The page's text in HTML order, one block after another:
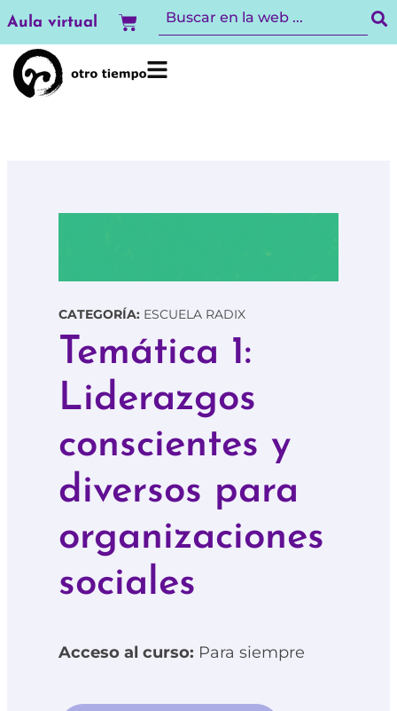
al
contenido
Aula virtual Carrito
CATEGORÍA: ESCUELA RADIX
Temática 1:
Liderazgos
conscientes y
diversos para
organizaciones
sociales
Acceso al curso: Para siempre